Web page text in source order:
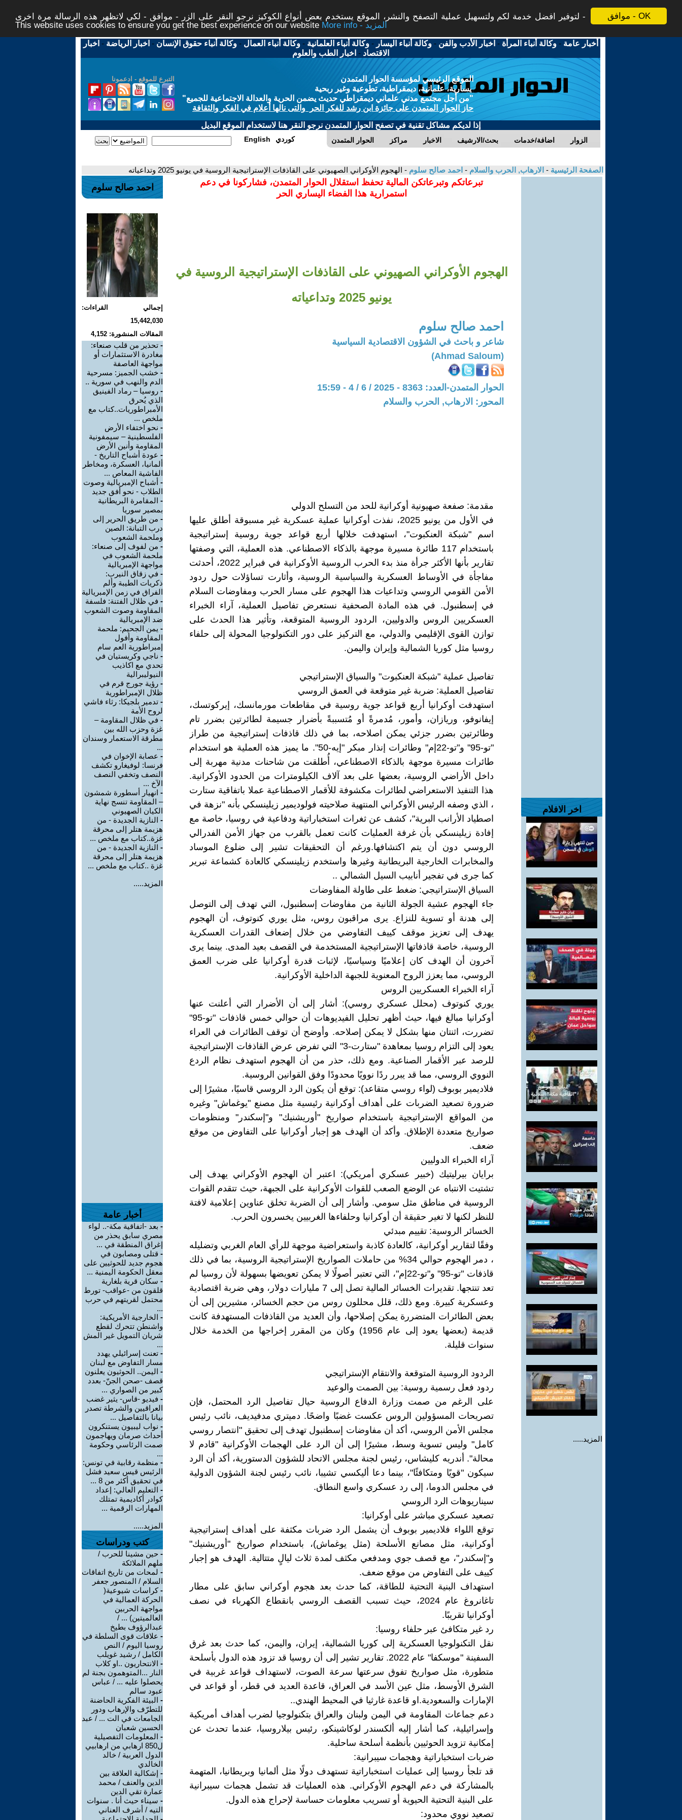
موافق - OK
لتوفير افضل خدمة لكم ولتسهيل عملية التصفح والنشر، الموقع يستخدم بعض أنواع الكوكيز نرجو النقر على الزر - موافق - لكي لاتظهر هذه الرسالة مرة اخرى -
This website uses cookies to ensure you get the best experience on our website
More info - المزيد
أخبار عامة -وكالة أنباء المرأة - اخبار الأدب والفن -وكالة أنباء اليسار -وكالة أنباء العلمانية -وكالة أنباء العمال -وكالة أنباء حقوق الإنسان - اخبار الرياضة - اخبار
الاقتصاد - اخبار الطب والعلوم
التبرع للموقع - ادعمونا
الموقع الرئيسي لمؤسسة الحوار المتمدن
يسارية، علمانية، ديمقراطية، تطوعية وغير ربحية
"من أجل مجتمع مدني علماني ديمقراطي حديث يضمن الحرية والعدالة الاجتماعية للجميع"
حاز الحوار المتمدن على جائزة ابن رشد للفكر الحر والتى نالها أعلام في الفكر والثقافة
إذا لديكم مشاكل تقنية في تصفح الحوار المتمدن نرجو النقر هنا لاستخدام الموقع البديل
الحوار المتمدن مراكز الاخبار بحث/الارشيف اضافة/خدمات الزوار English كوردي
الصفحة الرئيسية - الارهاب, الحرب والسلام - احمد صالح سلوم - الهجوم الأوكراني الصهيوني على القاذفات الإستراتيجية الروسية في يونيو 2025 وتداعياته
اخر الافلام
المزيد.....
تبرعاتكم وتبرعاتكن المالية تحفظ استقلال الحوار المتمدن، فشاركونا في دعم
استمرارية هذا الفضاء اليساري الحر
الهجوم الأوكراني الصهيوني على القاذفات الإستراتيجية الروسية في
يونيو 2025 وتداعياته
احمد صالح سلوم
شاعر و باحث في الشؤون الاقتصادية السياسية
(Ahmad Saloum)
الحوار المتمدن-العدد: 8363 - 2025 / 6 / 4 - 15:59
المحور: الارهاب, الحرب والسلام
مقدمة: صفعة صهيونية أوكرانية للحد من التسلح الدولي
في الأول من يونيو 2025، نفذت أوكرانيا عملية عسكرية غير مسبوقة أطلق عليها
اسم "شبكة العنكبوت"، استهدفت خلالها أربع قواعد جوية روسية إستراتيجية
باستخدام 117 طائرة مسيرة موجهة بالذكاء الاصطناعي. هذه العملية، التي وصفتها
تقارير بأنها الأكثر جرأة منذ بدء الحرب الروسية الأوكرانية في فبراير 2022، أحدثت
مفاجأة في الأوساط العسكرية والسياسية الروسية، وأثارت تساؤلات حول ردود
الأمن القومي الروسي وتداعيات هذا الهجوم على مسار الحرب ومفاوضات السلام
في إسطنبول. في هذه المادة الصحفية نستعرض تفاصيل العملية، آراء الخبراء
العسكريين الروس والدوليين، الردود الروسية المتوقعة، وتأثير هذا الحدث على
توازن القوى الإقليمي والدولي، مع التركيز على دور التكنولوجيا المحولة إلى حلفاء
روسيا مثل كوريا الشمالية وإيران واليمن.
تفاصيل عملية "شبكة العنكبوت" والسياق الإستراتيجي
تفاصيل العملية: ضربة غير متوقعة في العمق الروسي
استهدفت أوكرانيا أربع قواعد جوية روسية في مقاطعات مورمانسك، إيركوتسك،
إيفانوفو، وريازان، وأمور، مُدمرةً أو مُتسببةً بأضرار جسيمة لطائرتين بضرر تام
وطائرتين بضرر جزئي يمكن اصلاحه، بما في ذلك قاذفات إستراتيجية من طراز
"تو-95" و"تو-22إم" وطائرات إنذار مبكر "إيه-50". ما يميز هذه العملية هو استخدام
طائرات مسيرة موجهة بالذكاء الاصطناعي، أُطلقت من شاحنات مدنية مهربة إلى
داخل الأراضي الروسية، بعضها على بعد آلاف الكيلومترات من الحدود الأوكرانية.
هذا التنفيذ الاستعراضي لطائرات مكشوفة للأقمار الاصطناعية عملا باتفاقية ستارت
، الذي وصفه الرئيس الأوكراني المنتهية صلاحيته فولوديمير زيلينسكي بأنه "نزهة في
اصطياد الأرانب البرية"، كشف عن ثغرات استخباراتية ودفاعية في روسيا، خاصة مع
إفادة زيلينسكي بأن غرفة العمليات كانت تعمل بالقرب من جهاز الأمن الفدرالي
الروسي دون أن يتم اكتشافها.ورغم أن التحقيقات تشير إلى ضلوع الموساد
والمخابرات الخارجية البريطانية وغيرها واستخدم زيلينسكي كالعادة كشماعة تبرير
كما جرى في تفجير أنابيب السيل الشمالي ..
السياق الإستراتيجي: ضغط على طاولة المفاوضات
جاء الهجوم عشية الجولة الثانية من مفاوضات إسطنبول، التي تهدف إلى التوصل
إلى هدنة أو تسوية للنزاع. يرى مراقبون روس، مثل يوري كنوتوف، أن الهجوم
يهدف إلى تعزيز موقف كييف التفاوضي من خلال إضعاف القدرات العسكرية
الروسية، خاصة قاذفاتها الإستراتيجية المستخدمة في القصف بعيد المدى. بينما يرى
آخرون أن الهدف كان إعلاميًا وسياسيًا، لإثبات قدرة أوكرانيا على ضرب العمق
الروسي، مما يعزز الروح المعنوية للجبهة الداخلية الأوكرانية.
آراء الخبراء العسكريين الروس
يوري كنوتوف (محلل عسكري روسي): أشار إلى أن الأضرار التي أعلنت عنها
أوكرانيا مبالغ فيها، حيث أظهر تحليل الفيديوهات أن حوالي خمس قاذفات "تو-95"
تضررت، اثنتان منها بشكل لا يمكن إصلاحه. وأوضح أن توقف الطائرات في العراء
يعود إلى التزام روسيا بمعاهدة "ستارت-3" التي تفرض عرض القاذفات الإستراتيجية
للرصد عبر الأقمار الصناعية. ومع ذلك، حذر من أن الهجوم استهدف نظام الردع
النووي الروسي، مما قد يبرر ردًا نوويًا محدودًا وفق القوانين الروسية.
فلاديمير بوبوف (لواء روسي متقاعد): توقع أن يكون الرد الروسي قاسيًا، مشيرًا إلى
ضرورة تصعيد الضربات على أهداف أوكرانية رئيسية مثل مصنع "يوغماش" وغيره
من المواقع الإستراتيجية باستخدام صواريخ "أوريشنيك" و"إسكندر" ومنظومات
صواريخ متعددة الإطلاق. وأكد أن الهدف هو إجبار أوكرانيا على التفاوض من موقع
ضعف.
آراء الخبراء الدوليين
برايان بيرليتيك (خبير عسكري أمريكي): اعتبر أن الهجوم الأوكراني يهدف إلى
تشتيت الانتباه عن الوضع الصعب للقوات الأوكرانية على الجبهة، حيث تتقدم القوات
الروسية في مناطق مثل سومي. وأشار إلى أن الضربة تخلق عناوين إعلامية لافتة
للنظر لكنها لا تغير حقيقة أن أوكرانيا وحلفاءها الغربيين يخسرون الحرب.
الخسائر الروسية: تقييم مبدئي
وفقًا لتقارير أوكرانية، كالعادة كاذبة واستعراضية موجهة للرأي العام الغربي وتضليله
، دمر الهجوم حوالي 34% من حاملات الصواريخ الإستراتيجية الروسية، بما في ذلك
قاذفات "تو-95" و"تو-22إم"، التي تعتبر أصولًا لا يمكن تعويضها بسهولة لأن روسيا لم
تعد تنتجها. تقديرات الخسائر المالية تصل إلى 7 مليارات دولار، وهي ضربة اقتصادية
وعسكرية كبيرة. ومع ذلك، قلل محللون روس من حجم الخسائر، مشيرين إلى أن
بعض الطائرات المتضررة يمكن إصلاحها، وأن العديد من القاذفات المستهدفة كانت
قديمة (بعضها يعود إلى عام 1956) وكان من المقرر إخراجها من الخدمة خلال
سنوات قليلة.
الردود الروسية المتوقعة والانتقام الإستراتيجي
ردود فعل رسمية روسية: بين الصمت والوعيد
على الرغم من صمت وزارة الدفاع الروسية حيال تفاصيل الرد المحتمل، فإن
تصريحات المسؤولين الروس عكست غضبًا واضحًا. دميتري مدفيديف، نائب رئيس
مجلس الأمن الروسي، أكد أن مفاوضات إسطنبول تهدف إلى تحقيق "انتصار روسي
كامل" وليس تسوية وسط، مشيرًا إلى أن الرد على الهجمات الأوكرانية "قادم لا
محالة". أندريه كليشاس، رئيس لجنة مجلس الاتحاد للشؤون الدستورية، أكد أن الرد
سيكون "قويًا ومتكافئًا"، بينما دعا أليكسي تشيبا، نائب رئيس لجنة الشؤون الدولية
في مجلس الدوما، إلى رد عسكري واسع النطاق.
سيناريوهات الرد الروسي
تصعيد عسكري مباشر على أوكرانيا:
توقع اللواء فلاديمير بوبوف أن يشمل الرد ضربات مكثفة على أهداف إستراتيجية
أوكرانية، مثل مصانع الأسلحة (مثل يوغماش)، باستخدام صواريخ "أوريشنيك"
و"إسكندر"، مع قصف جوي ومدفعي مكثف لمدة ثلاث ليالٍ متتالية. الهدف هو إجبار
كييف على التفاوض من موقع ضعف.
استهداف البنية التحتية للطاقة، كما حدث بعد هجوم أوكراني سابق على مطار
تاغانروغ عام 2024، حيث تسبب القصف الروسي بانقطاع الكهرباء في نصف
أوكرانيا تقريبًا.
رد غير متكافئ عبر حلفاء روسيا:
نقل التكنولوجيا العسكرية إلى كوريا الشمالية، إيران، واليمن، كما حدث بعد غرق
السفينة "موسكفا" عام 2022. تقارير تشير إلى أن روسيا قد تزود هذه الدول بأسلحة
متطورة، مثل صواريخ تفوق سرعتها سرعة الصوت، لاستهداف قواعد غربية في
الشرق الأوسط، مثل عين الأسد في العراق، قاعدة العديد في قطر، أو قواعد في
الإمارات والسعودية.او قاعدة غارثيا في المحيط الهندي..
دعم جماعات المقاومة في اليمن ولبنان والعراق بتكنولوجيا لضرب أهداف أمريكية
وإسرائيلية، كما أشار إليه ألكسندر لوكاشينكو، رئيس بيلاروسيا، عندما تحدث عن
إمكانية تزويد الحوثيين بأنظمة أسلحة ساحلية.
ضربات استخباراتية وهجمات سيبرانية:
قد تلجأ روسيا إلى عمليات استخباراتية تستهدف دولًا مثل ألمانيا وبريطانيا، المتهمة
بالمشاركة في دعم الهجوم الأوكراني. هذه العمليات قد تشمل هجمات سيبرانية
على البنية التحتية الحيوية أو تسريب معلومات حساسة لإحراج هذه الدول.
تصعيد نووي محدود:
احمد صالح سلوم
إجمالي القراءات:
15,442,030
المقالات المنشورة: 4,152
- تحذير من قلب صنعاء:
مغادرة الاستثمارات أو
مواجهة العاصفة
- خشب الجميز: مسرحية
الدم والنهب في سورية ..
- روسيا – رماد الفينيق
الذي يُحرق
الأمبراطوريات..كتاب مع
ملخص ...
- نحو اختفاء الأرض
الفلسطينية – سيمفونية
المقاومة وأنين الأرض
- عودة أشباح التاريخ -
ألمانيا، العسكرة، ومخاطر
الفاشية المعاص ...
- أشباح الإمبريالية وصوت
الطلاب - نحو أفق جديد
- المقامرة البريطانية
بمصير سوريا
- من طريق الحرير إلى
درب التبانة: الصين
وملحمة الشعوب
- من لفوف إلى صنعاء:
ملحمة الشعوب في
مواجهة الإمبريالية
- في زقاق النيرب:
ذكريات الطيبة وألم
الفراق في زمن الإمبريالية
- في ظلال الفتنة: فلسفة
المقاومة وصوت الشعوب
ضد الإمبريالية
- يمن الجحيم: ملحمة
المقاومة وأفول
إمبراطورية العم سام
- ناجي وكريستيان في
تحدي مع اكاذيب
النيوليبرالية
- رؤية جورج قرم في
ظلال الإمبراطورية
- تدمير بلجيكا: رثاء فاشي
لروح الأمة
- في ظلال المقاومة –
غزة وحزب الله بين
مطرقة الاستعمار وسندان
...
- عصابة الإخوان في
فرنسا: لوفيغارو تكشف
النصف وتخفي النصف
الآخ ...
- انهيار أسطورة شمشون
– المقاومة تنسج نهاية
الكيان الصهيوني
- النازية الجديدة - من
هزيمة هتلر إلى محرقة
غزة..كتاب مع ملخص ...
- النازية الجديدة - من
هزيمة هتلر إلى محرقة
غزة ..كتاب مع ملخص ...
المزيد.....
أخبار عامة
- بعد -اتفاقية مكة-.. لواء
مصري سابق يحذر من
إغراق المنطقة في ...
- قتلى ومصابون في
هجوم جديد للحوثيين على
معقل الحكومة اليمنية ...
- سكان قرية بلغارية
قلقون من -عواقب- تورط
محتمل لقريتهم في حرب
...
- الخارجية الأمريكية:
واشنطن تتحرك لقطع
شريان التمويل غير المش
...
- تعنت إسرائيلي يهدد
مسار التفاوض مع لبنان
- اليمن.. الحوثيون يعلنون
قصف -صحن الجنّ- بعدد
كبير من الصواري ...
- فيديو -قاس- يثير غضب
العراقيين والشرطة تصدر
بيانا بالتفاصيل ...
- نواب ليبيون يستنكرون
أحداث صرمان ويهاجمون
صمت الرئاسي وحكومة
...
- منظمة رقابية في تونس:
الرئيس قيس سعيد فشل
في تحقيق أكثر من 8 ...
- التعليم العالي: إعداد
كوادر أكاديمية تمتلك
المهارات الرقمية ...
المزيد.....
كتب ودراسات
- حين مشينا للحرب /
ملهم الملائكة
- لمحات من تاريخ اتفاقات
السلام / المنصور جعفر
-كراسات شيوعية(
الحركة العمالية في
مواجهة الحربين
العالميتين) ... /
عبدالرؤوف بطيخ
- علاقات قوى السلطة في
روسيا اليوم / النص
الكامل / رشيد غويلب
- الانتحاريون ..او كلاب
النار ...المتوهمون بجنة لم
يحصلوا عليه ... / عباس
عبود سالم
- البيئة الفكرية الحاضنة
للتطرّف والإرهاب ودور
الجامعات في الت ... / عبد
الحسين شعبان
- المعلومات التفصيلية
ل850 ارهابي من ارهابيي
الدول العربية / خالد
الخالدي
- إشكالية العلاقة بين
الدين والعنف / محمد
عمارة تقي الدين
- سيناء حيث أنا . سنوات
التيه / أشرف العناني